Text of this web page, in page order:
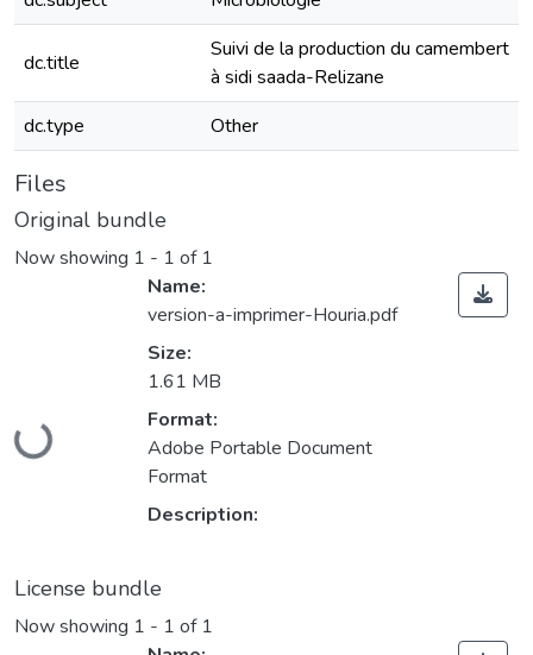
dc.title
Suivi de la production du camembert
à sidi saada-Relizane
dc.type Other
Files
Original bundle
Now showing 1 - 1 of 1
Loading...
Name:
version-a-imprimer-Houria.pdf
Size:
1.61 MB
Format:
Adobe Portable Document
Format
Description:
License bundle
Now showing 1 - 1 of 1